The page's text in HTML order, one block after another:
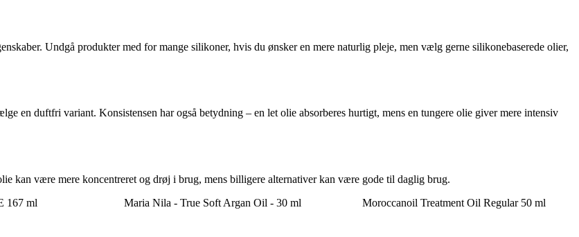
Undgå produkter med for mange silikoner, hvis du ønsker en mere naturlig pleje, men vælg gerne silikonebaserede olier,
en duftfri variant. Konsistensen har også betydning – en let olie absorberes hurtigt, mens en tungere olie giver mere intensiv
kan være mere koncentreret og drøj i brug, mens billigere alternativer kan være gode til daglig brug.
167 ml Maria Nila - True Soft Argan Oil - 30 ml Moroccanoil Treatment Oil Regular 50 ml